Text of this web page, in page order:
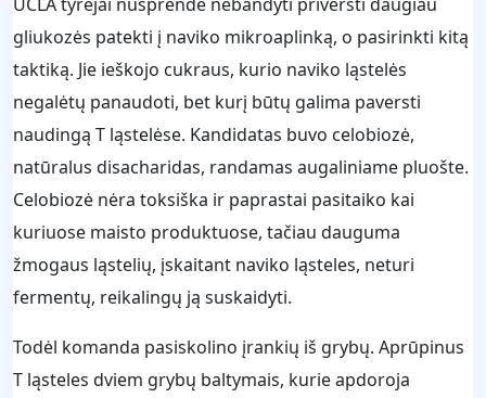
gliukozės patekti į naviko mikroaplinką, o pasirinkti kitą
taktiką. Jie ieškojo cukraus, kurio naviko ląstelės
negalėtų panaudoti, bet kurį būtų galima paversti
naudingą T ląstelėse. Kandidatas buvo celobiozė,
natūralus disacharidas, randamas augaliniame pluošte.
Celobiozė nėra toksiška ir paprastai pasitaiko kai
kuriuose maisto produktuose, tačiau dauguma
žmogaus ląstelių, įskaitant naviko ląsteles, neturi
fermentų, reikalingų ją suskaidyti.
Todėl komanda pasiskolino įrankių iš grybų. Aprūpinus
T ląsteles dviem grybų baltymais, kurie apdoroja